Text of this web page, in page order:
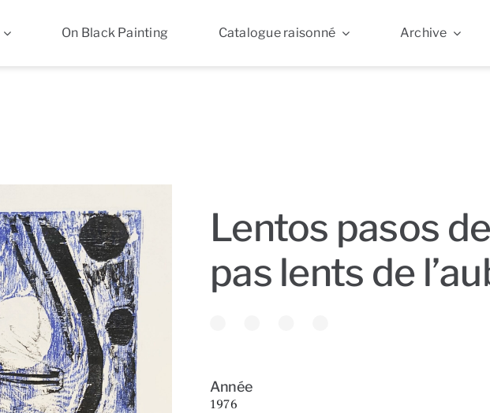
On Black Painting Catalogue raisonné Archive
Lentos pasos
pas lents de
Année
1976